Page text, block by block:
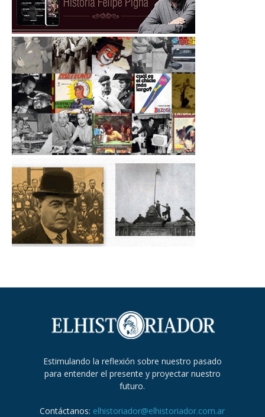
Estimulando la reflexión sobre nuestro pasado
para entender el presente y proyectar nuestro
futuro.
Contáctanos: elhistoriador@elhistoriador.com.ar